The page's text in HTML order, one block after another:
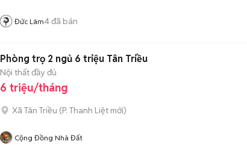
Đức Lâm4đã bán
Phòng trọ 2 ngủ 6 triệu Tân Triều
Nội thất đầy đủ
6 triệu/tháng
Xã Tân Triều (P. Thanh Liệt mới)
Cộng Đồng Nhà Đất